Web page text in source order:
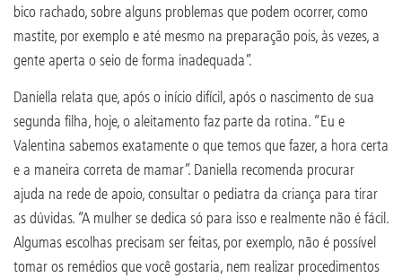
bico rachado, sobre alguns problemas que podem ocorrer, como
mastite, por exemplo e até mesmo na preparação pois, às vezes, a
gente aperta o seio de forma inadequada”.
Daniella relata que, após o início difícil, após o nascimento de sua
segunda filha, hoje, o aleitamento faz parte da rotina. “Eu e
Valentina sabemos exatamente o que temos que fazer, a hora certa
e a maneira correta de mamar”. Daniella recomenda procurar
ajuda na rede de apoio, consultar o pediatra da criança para tirar
as dúvidas. “A mulher se dedica só para isso e realmente não é fácil.
Algumas escolhas precisam ser feitas, por exemplo, não é possível
tomar os remédios que você gostaria, nem realizar procedimentos